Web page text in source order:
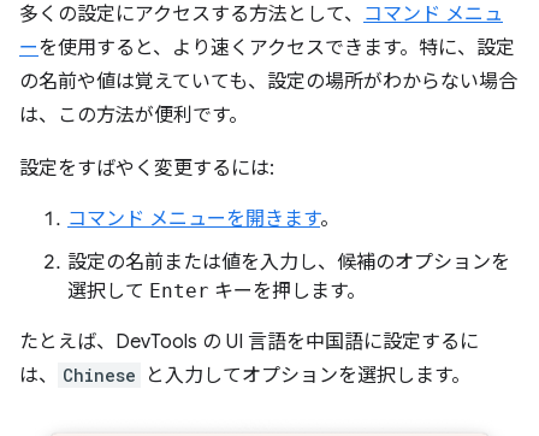
多くの設定にアクセスする方法として、 コマンド メニュ
ーを使用すると、より速くアクセスできます。特に、設定
の名前や値は覚えていても、設定の場所がわからない場合
は、この方法が便利です。
設定をすばやく変更するには:
コマンド メニューを開きます。
設定の名前または値を入力し、候補のオプションを
選択して Enter キーを押します。
たとえば、DevTools の UI 言語を中国語に設定するに
は、
Chinese と入力してオプションを選択します。